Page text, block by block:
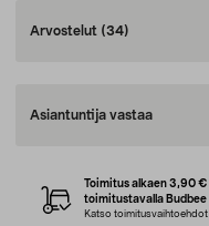
Arvostelut (34)
Asiantuntija vastaa
Toimitus alkaen 3,90 €
toimitustavalla Budbee
Katso toimitusvaihtoehdot